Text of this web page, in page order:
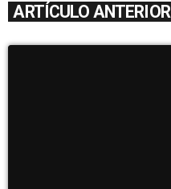
ARTÍCULO ANTERIOR